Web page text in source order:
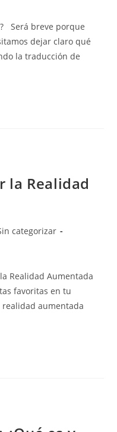
Será breve porque
dejar claro qué
la traducción de
la Realidad
categorizar
Realidad Aumentada
favoritas en tu
aumentada